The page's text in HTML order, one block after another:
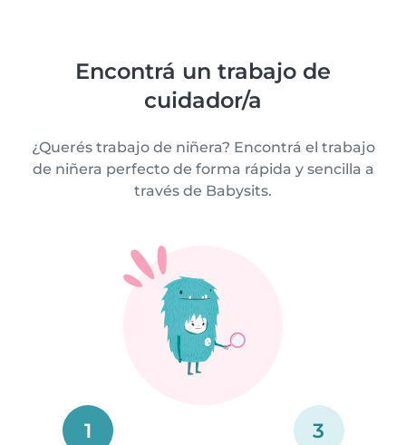
Encontrá un trabajo de
cuidador/a
¿Querés trabajo de niñera? Encontrá el trabajo
de niñera perfecto de forma rápida y sencilla a
través de Babysits.
1 3